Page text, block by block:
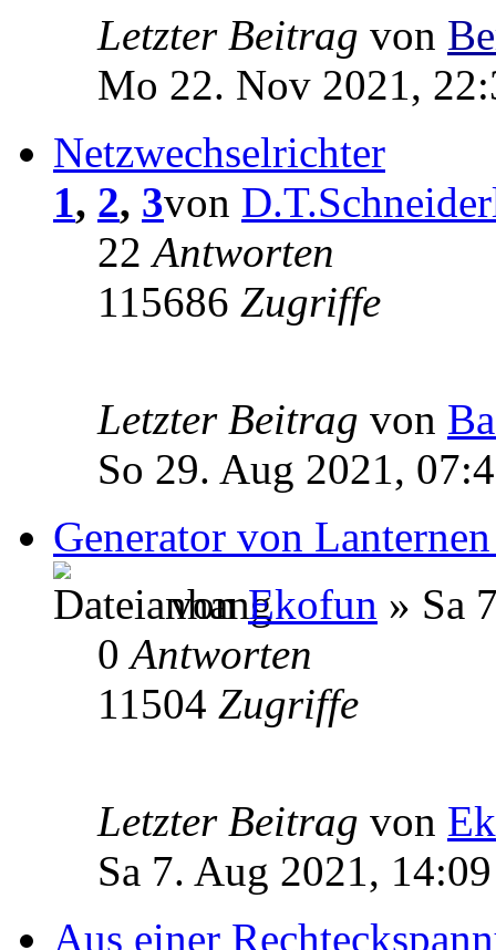
Letzter Beitrag von
Mo 22. Nov 2021,
Netzwechselrichter
1, 2, 3von
22Antworten
115686 Zugriffe
Letzter Beitrag von
So 29. Aug 2021,
Generator von
vonEkofun » Sa
0Antworten
11504 Zugriffe
Letzter Beitrag von
Sa 7. Aug 2021, 14:09
Aus einer